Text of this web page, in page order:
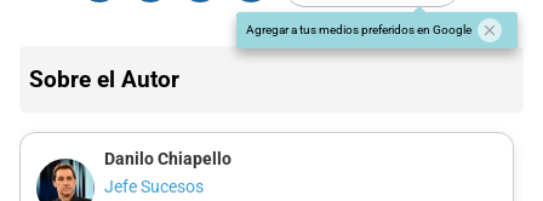
Agregar a tus medios preferidos en Google
Sobre el Autor
Danilo Chiapello
Jefe Sucesos